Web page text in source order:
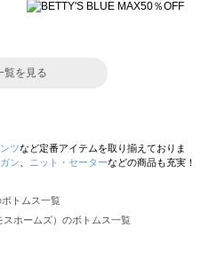
覧を見る
ツなど定番アイテムを取り揃えておりま
ン ニット・セーターなどの商品も充実！
トムス一覧
ホームズ）のボトムス一覧
サマンサモスモス）のボトムス一覧